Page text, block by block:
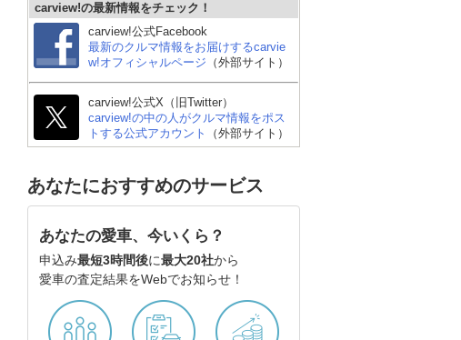
carview!の最新情報をチェック！
carview!公式Facebook
最新のクルマ情報をお届けするcarvie
w!オフィシャルページ （外部サイト）
carview!公式X（旧Twitter）
carview!の中の人がクルマ情報をポス
トする公式アカウント
（外部サイト）
あなたにおすすめのサービス
あなたの愛車、今いくら？
申込み最短3時間後に最大20社から
愛車の査定結果をWebでお知らせ！